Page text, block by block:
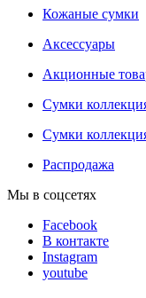
Кожаные сумки
Аксессуары
Акционные
Сумки
Сумки
Распродажа
Мы в соцсетях
Facebook
В контакте
Instagram
youtube